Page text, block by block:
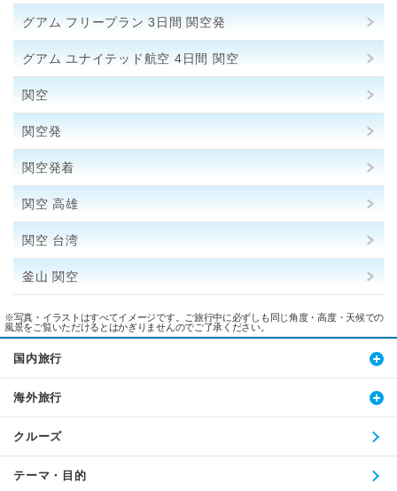
グアム フリープラン 3日間 関空発
グアム ユナイテッド航空 4日間 関空
関空
関空発
関空発着
関空 高雄
関空 台湾
釜山 関空
※写真・イラストはすべてイメージです。ご旅行中に必ずしも同じ角度・高度・天候での
風景をご覧いただけるとはかぎりませんのでご了承ください。
国内旅行
海外旅行
クルーズ
テーマ・目的